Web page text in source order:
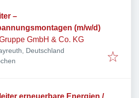
–
(m/w/d)
GmbH & Co. KG
Deutschland
:
erneuerbare Energien /